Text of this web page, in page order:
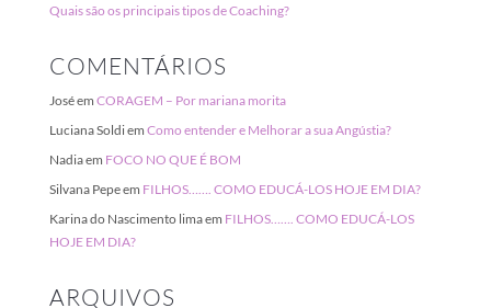
Quais são os principais tipos de Coaching?
COMENTÁRIOS
Joséem CORAGEM – Por mariana morita
Luciana Soldiem Como entender e Melhorar a sua Angústia?
Nadiaem FOCO NO QUE É BOM
Silvana Pepeem FILHOS……. COMO EDUCÁ-LOS HOJE EM DIA?
Karina do Nascimento limaem FILHOS……. COMO EDUCÁ-LOS
HOJE EM DIA?
ARQUIVOS